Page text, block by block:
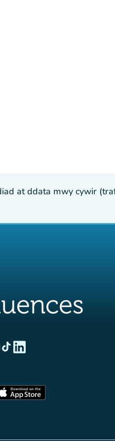
at ddata mwy cywir
(tab newydd)
(tab newydd)
newydd)